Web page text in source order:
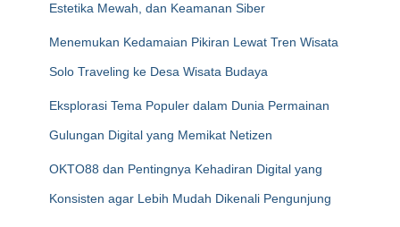
Estetika Mewah, dan Keamanan Siber
Menemukan Kedamaian Pikiran Lewat Tren Wisata
Solo Traveling ke Desa Wisata Budaya
Eksplorasi Tema Populer dalam Dunia Permainan
Gulungan Digital yang Memikat Netizen
OKTO88 dan Pentingnya Kehadiran Digital yang
Konsisten agar Lebih Mudah Dikenali Pengunjung